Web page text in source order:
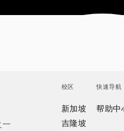
一
校区
新加坡
吉隆坡
快速导航
帮助中